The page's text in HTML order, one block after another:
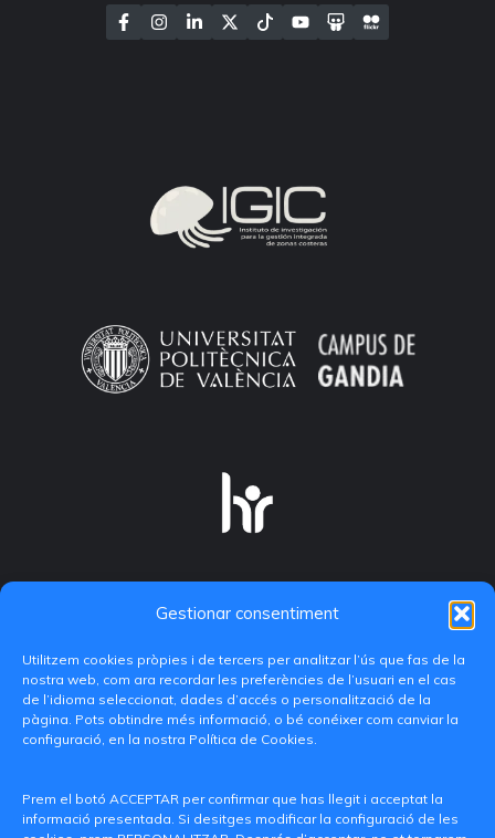
Gestionar consentiment
Utilitzem cookies pròpies i de tercers per analitzar l’ús que fas de la
nostra web, com ara recordar les preferències de l’usuari en el cas
de l’idioma seleccionat, dades d’accés o personalització de la
pàgina. Pots obtindre més informació, o bé conéixer com canviar la
configuració, en la nostra Política de Cookies.
Prem el botó ACCEPTAR per confirmar que has llegit i acceptat la
informació presentada. Si desitges modificar la configuració de les
C/ Paranimf, 1 - 46730 Grau de Gandia
+34 962849333